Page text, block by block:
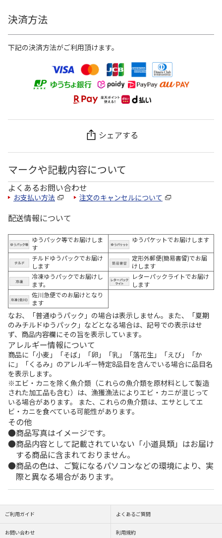
決済方法
下記の決済方法がご利用頂けます。
シェアする
マークや記載内容について
よくあるお問い合わせ
お支払い方法 注文のキャンセルについて
配送情報について
ゆうパック等でお届けしま
す
ゆうパケットでお届けします
チルドゆうパックでお届け
します
定形外郵便(簡易書留)でお届
けします
冷凍ゆうパックでお届けし
ます。
レターパックライトでお届け
します
佐川急便でのお届けとなり
ます
なお、「普通ゆうパック」の場合は表示しません。また、「夏期
のみチルドゆうパック」などとなる場合は、記号での表示はせ
ず、商品内容欄にその旨を表示しています。
アレルギー情報について
商品に「小麦」「そば」「卵」「乳」「落花生」「えび」「か
に」「くるみ」のアレルギー特定8品目を含んでいる場合に品目名
を表示します。
※エビ・カニを除く魚介類（これらの魚介類を原材料として製造
された加工品も含む）は、漁獲漁法によりエビ・カニが混じって
いる場合があります。 また、これらの魚介類は、エサとしてエ
ビ・カニを食べている可能性があります。
その他
商品写真はイメージです。
商品内容として記載されていない「小道具類」はお届け
する商品に含まれておりません。
商品の色は、ご覧になるパソコンなどの環境により、実
際と異なる場合があります。
ご利用ガイド よくあるご質問
お問い合わせ 利用規約